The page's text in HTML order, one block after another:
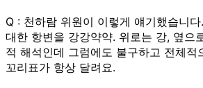
Q : 천하람 위원이 이렇게 얘기했습니
대한 항변을 강강약약. 위로는 강, 옆으
적 해석인데 그럼에도 불구하고 전체적
꼬리표가 항상 달려요.